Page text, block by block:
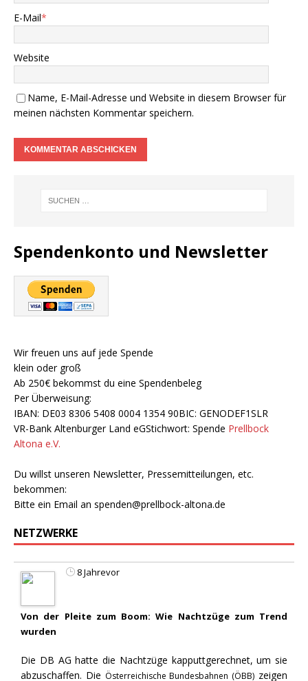
E-Mail*
Website
Name, E-Mail-Adresse und Website in diesem Browser für
meinen nächsten Kommentar speichern.
Spendenkonto und Newsletter
Wir freuen uns auf jede Spende
klein oder groß
Ab 250€ bekommst du eine Spendenbeleg
Per Überweisung:
IBAN: DE03 8306 5408 0004 1354 90BIC: GENODEF1SLR
VR-Bank Altenburger Land eGStichwort: Spende Prellbock
Altona e.V.
Du willst unseren Newsletter, Pressemitteilungen, etc.
bekommen:
Bitte ein Email an spenden@prellbock-altona.de
NETZWERKE
8 Jahrevor
Von der Pleite zum Boom: Wie Nachtzüge zum Trend
wurden
Die DB AG hatte die Nachtzüge kapputtgerechnet, um sie
abzuschaffen. Die Österreichische Bundesbahnen (ÖBB) zeigen